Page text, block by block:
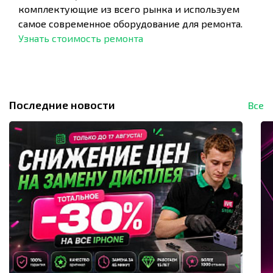
комплектующие из всего рынка и используем
самое современное оборудование для ремонта.
Узнать стоимость ремонта
Последние новости Все